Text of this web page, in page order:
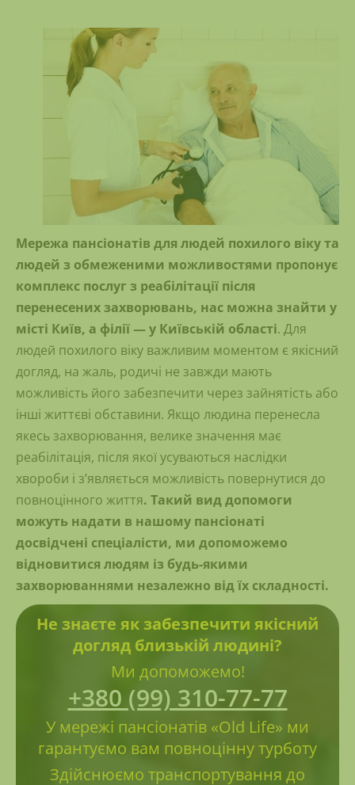
Мережа пансіонатів для людей похилого віку та
людей з обмеженими можливостями пропонує
комплекс послуг з реабілітації після
перенесених захворювань, нас можна знайти у
місті Київ, а філії — у Київській області. Для
людей похилого віку важливим моментом є якісний
догляд, на жаль, родичі не завжди мають
можливість його забезпечити через зайнятість або
інші життєві обставини. Якщо людина перенесла
якесь захворювання, велике значення має
реабілітація, після якої усуваються наслідки
хвороби і з’являється можливість повернутися до
повноцінного життя. Такий вид допомоги
можуть надати в нашому пансіонаті
досвідчені спеціалісти, ми допоможемо
відновитися людям із будь-якими
захворюваннями незалежно від їх складності.
Не знаєте як забезпечити якісний
догляд близькій людині?
Ми допоможемо!
+380 (99) 310-77-77
У мережі пансіонатів «Old Life» ми
гарантуємо вам повноцінну турботу
Здійснюємо транспортування до